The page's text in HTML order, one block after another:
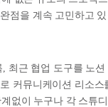
점을 계속 고민하고 있
최근 협업 도구를 노션
커뮤니케이션 리소스
없이 누구나 각 스튜디